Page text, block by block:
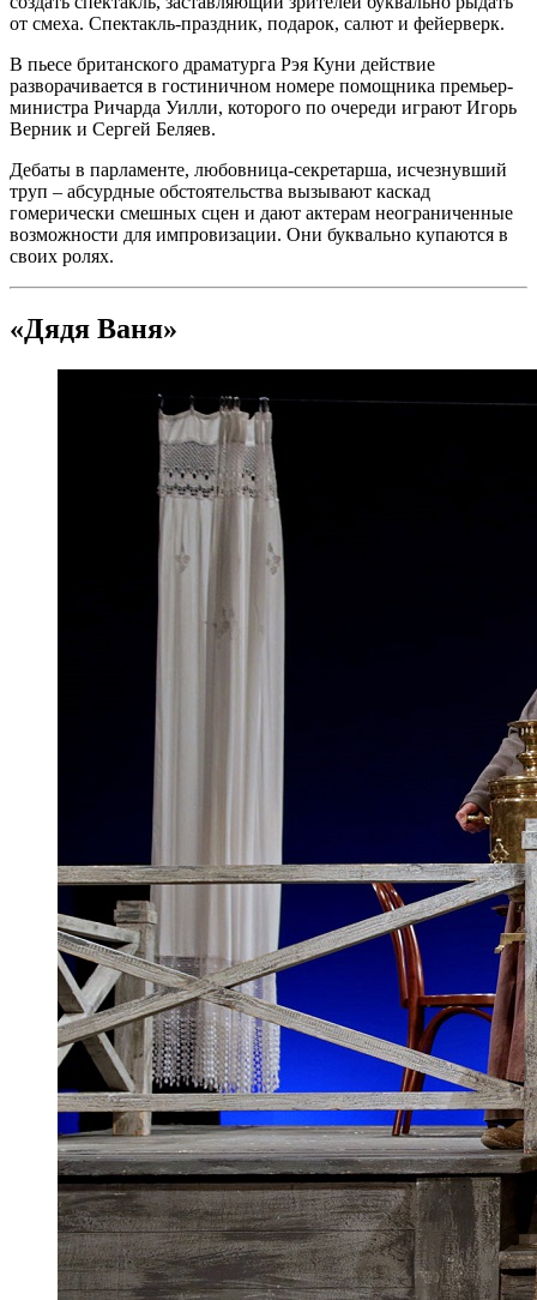
от смеха. Спектакль-праздник, подарок, салют и фейерверк.
В пьесе британского драматурга Рэя Куни действие
разворачивается в гостиничном номере помощника премьер-
министра Ричарда Уилли, которого по очереди играют Игорь
Верник и Сергей Беляев.
Дебаты в парламенте, любовница-секретарша, исчезнувший
труп – абсурдные обстоятельства вызывают каскад
гомерически смешных сцен и дают актерам неограниченные
возможности для импровизации. Они буквально купаются в
своих ролях.
«Дядя Ваня»